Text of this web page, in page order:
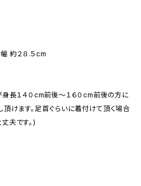
約２８.５cm
長１４０cm前後～１６０cm前後の方に
頂けます。足首ぐらいに着付けて頂く場合
夫です。)